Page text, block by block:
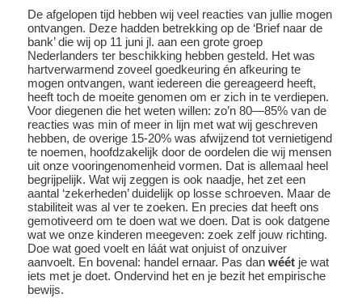
De afgelopen tijd hebben wij veel reacties van jullie mogen
ontvangen. Deze hadden betrekking op de ‘Brief naar de
bank’ die wij op 11 juni jl. aan een grote groep
Nederlanders ter beschikking hebben gesteld. Het was
hartverwarmend zoveel goedkeuring én afkeuring te
mogen ontvangen, want iedereen die gereageerd heeft,
heeft toch de moeite genomen om er zich in te verdiepen.
Voor diegenen die het weten willen: zo’n 80—85% van de
reacties was min of meer in lijn met wat wij geschreven
hebben, de overige 15-20% was afwijzend tot vernietigend
te noemen, hoofdzakelijk door de oordelen die wij mensen
uit onze vooringenomenheid vormen. Dat is allemaal heel
begrijpelijk. Wat wij zeggen is ook naadje, het zet een
aantal ‘zekerheden’ duidelijk op losse schroeven. Maar de
stabiliteit was al ver te zoeken. En precies dat heeft ons
gemotiveerd om te doen wat we doen. Dat is ook datgene
wat we onze kinderen meegeven: zoek zelf jouw richting.
Doe wat goed voelt en láát wat onjuist of onzuiver
aanvoelt. En bovenal: handel ernaar. Pas danwéét je wat
iets met je doet. Ondervind het en je bezit het empirische
bewijs.